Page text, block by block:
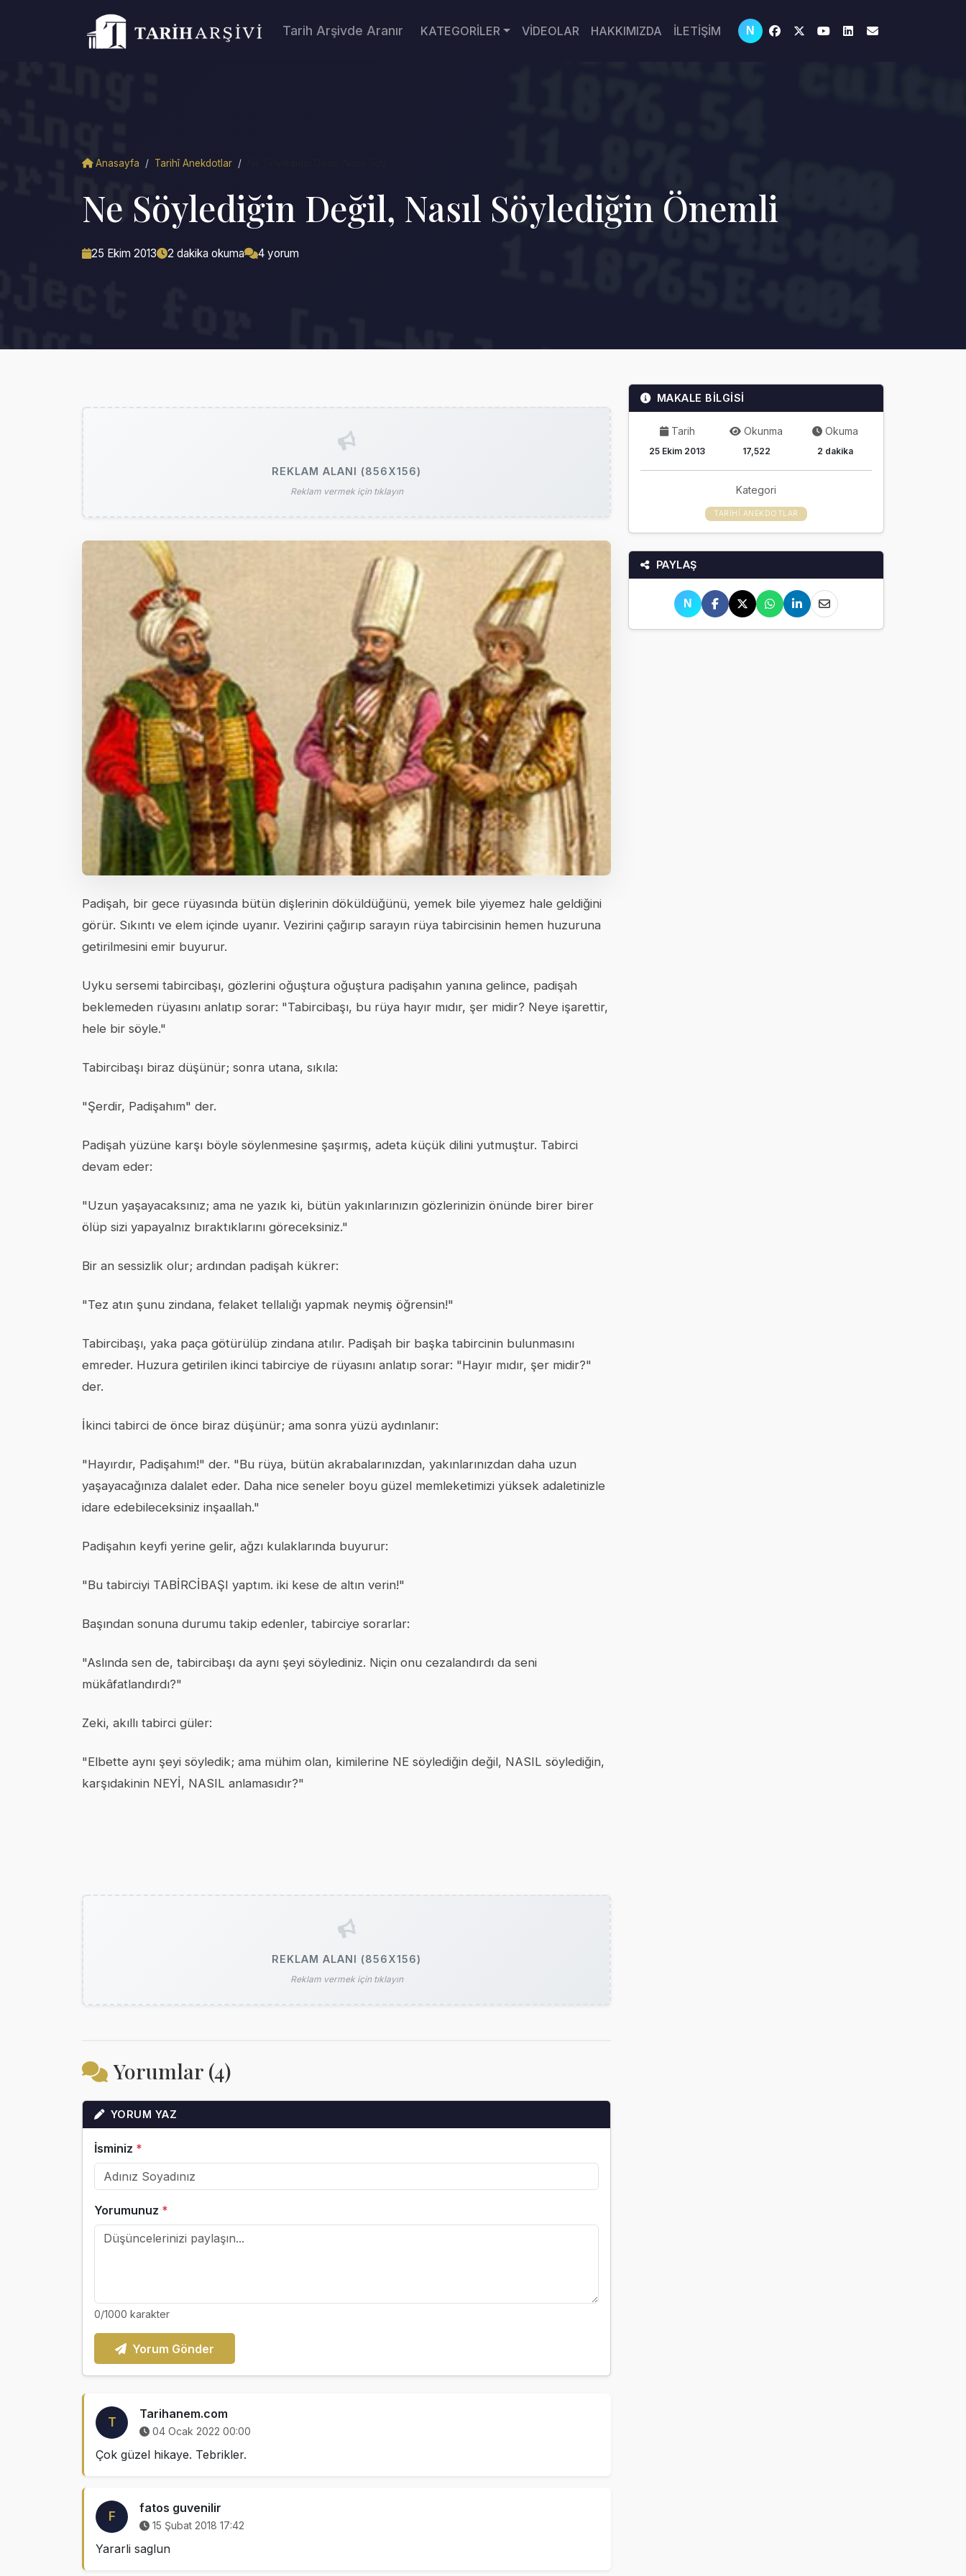
Tarih Arşivde Aranır KATEGORİLER VİDEOLAR HAKKIMIZDA İLETİŞİM N
Anasayfa / Tarihî Anekdotlar /
Ne Söylediğin Değil, Nasıl Söylediğin Önemli
25 Ekim 2013 2 dakika okuma 4 yorum
REKLAM ALANI (856X156)
Reklam vermek için tıklayın
Padişah, bir gece rüyasında bütün dişlerinin döküldüğünü, yemek bile yiyemez hale geldiğini
görür. Sıkıntı ve elem içinde uyanır. Vezirini çağırıp sarayın rüya tabircisinin hemen huzuruna
getirilmesini emir buyurur.
Uyku sersemi tabircibaşı, gözlerini oğuştura oğuştura padişahın yanına gelince, padişah
beklemeden rüyasını anlatıp sorar: "Tabircibaşı, bu rüya hayır mıdır, şer midir? Neye işarettir,
hele bir söyle."
Tabircibaşı biraz düşünür; sonra utana, sıkıla:
"Şerdir, Padişahım" der.
Padişah yüzüne karşı böyle söylenmesine şaşırmış, adeta küçük dilini yutmuştur. Tabirci
devam eder:
"Uzun yaşayacaksınız; ama ne yazık ki, bütün yakınlarınızın gözlerinizin önünde birer birer
ölüp sizi yapayalnız bıraktıklarını göreceksiniz."
Bir an sessizlik olur; ardından padişah kükrer:
"Tez atın şunu zindana, felaket tellalığı yapmak neymiş öğrensin!"
Tabircibaşı, yaka paça götürülüp zindana atılır. Padişah bir başka tabircinin bulunmasını
emreder. Huzura getirilen ikinci tabirciye de rüyasını anlatıp sorar: "Hayır mıdır, şer midir?"
der.
İkinci tabirci de önce biraz düşünür; ama sonra yüzü aydınlanır:
"Hayırdır, Padişahım!" der. "Bu rüya, bütün akrabalarınızdan, yakınlarınızdan daha uzun
yaşayacağınıza dalalet eder. Daha nice seneler boyu güzel memleketimizi yüksek adaletinizle
idare edebileceksiniz inşaallah."
Padişahın keyfi yerine gelir, ağzı kulaklarında buyurur:
"Bu tabirciyi TABİRCİBAŞI yaptım. iki kese de altın verin!"
Başından sonuna durumu takip edenler, tabirciye sorarlar:
"Aslında sen de, tabircibaşı da aynı şeyi söylediniz. Niçin onu cezalandırdı da seni
mükâfatlandırdı?"
Zeki, akıllı tabirci güler:
"Elbette aynı şeyi söyledik; ama mühim olan, kimilerine NE söylediğin değil, NASIL söylediğin,
karşıdakinin NEYİ, NASIL anlamasıdır?"
REKLAM ALANI (856X156)
Reklam vermek için tıklayın
Yorumlar (4)
YORUM YAZ
İsminiz *
Yorumunuz *
0/1000 karakter
Yorum Gönder
T
Tarihanem.com
04 Ocak 2022 00:00
Çok güzel hikaye. Tebrikler.
F
fatos guvenilir
15 Şubat 2018 17:42
Yararli saglun
MAKALE BİLGİSİ
Tarih
25 Ekim 2013
Okunma
17,522
Okuma
2 dakika
Kategori
TARIHÎ ANEKDOTLAR
PAYLAŞ
N